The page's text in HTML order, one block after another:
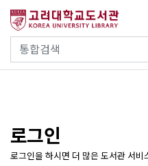
건
통합검색
사이트내 검색
로그인
로그인을 하시면 더 많은 도서관 서비